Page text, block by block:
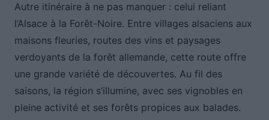
Autre itinéraire à ne pas manquer : celui reliant
l’Alsace à la Forêt-Noire. Entre villages alsaciens aux
maisons fleuries, routes des vins et paysages
verdoyants de la forêt allemande, cette route offre
une grande variété de découvertes. Au fil des
saisons, la région s’illumine, avec ses vignobles en
pleine activité et ses forêts propices aux balades.